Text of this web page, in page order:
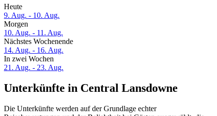
Heute
9. Aug. - 10. Aug.
Morgen
10. Aug. - 11. Aug.
Nächstes Wochenende
14. Aug. - 16. Aug.
In zwei Wochen
21. Aug. - 23. Aug.
Unterkünfte in Central Lansdowne
Die Unterkünfte werden auf der Grundlage echter